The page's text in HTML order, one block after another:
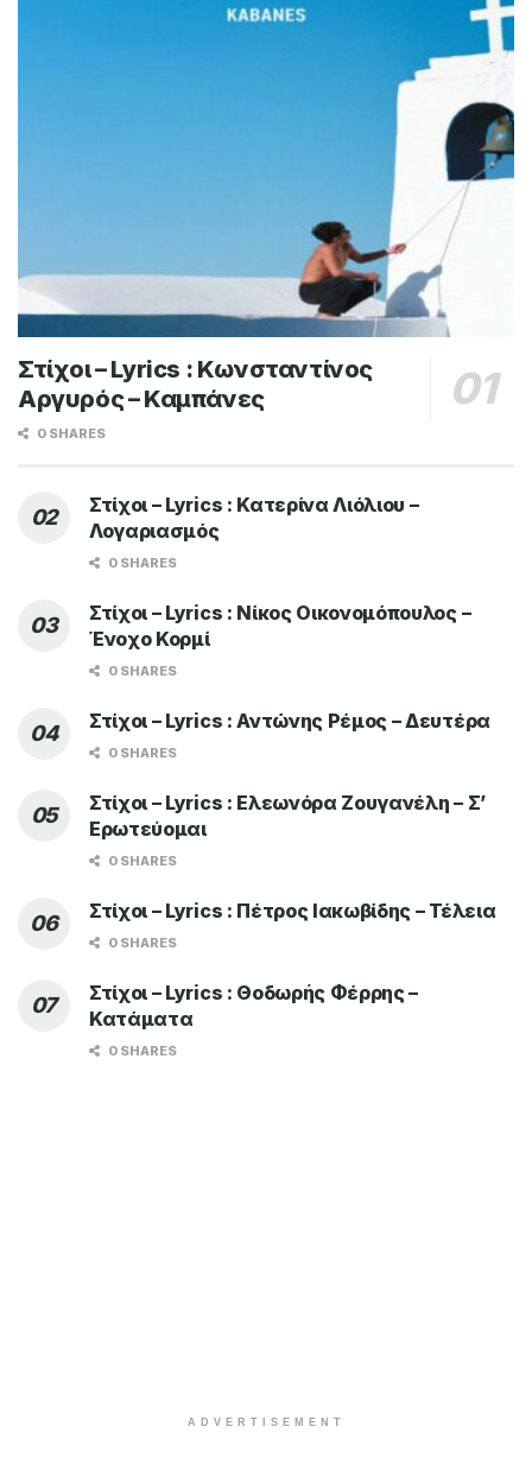
Στίχοι – Lyrics : Κωνσταντίνος
Αργυρός – Καμπάνες
0 SHARES
Στίχοι – Lyrics : Κατερίνα Λιόλιου –
Λογαριασμός
0 SHARES
Στίχοι – Lyrics : Νίκος Οικονομόπουλος –
Ένοχο Κορμί
0 SHARES
Στίχοι – Lyrics : Αντώνης Ρέμος – Δευτέρα
0 SHARES
Στίχοι – Lyrics : Ελεωνόρα Ζουγανέλη – Σ’
Ερωτεύομαι
0 SHARES
Στίχοι – Lyrics : Πέτρος Ιακωβίδης – Τέλεια
0 SHARES
Στίχοι – Lyrics : Θοδωρής Φέρρης –
Κατάματα
0 SHARES
ADVERTISEMENT